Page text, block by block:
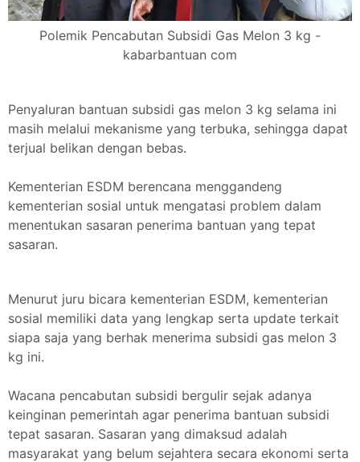
Polemik Pencabutan Subsidi Gas Melon 3 kg -
kabarbantuan com
Penyaluran bantuan subsidi gas melon 3 kg selama ini
masih melalui mekanisme yang terbuka, sehingga dapat
terjual belikan dengan bebas.
Kementerian ESDM berencana menggandeng
kementerian sosial untuk mengatasi problem dalam
menentukan sasaran penerima bantuan yang tepat
sasaran.
Menurut juru bicara kementerian ESDM, kementerian
sosial memiliki data yang lengkap serta update terkait
siapa saja yang berhak menerima subsidi gas melon 3
kg ini.
Wacana pencabutan subsidi bergulir sejak adanya
keinginan pemerintah agar penerima bantuan subsidi
tepat sasaran. Sasaran yang dimaksud adalah
masyarakat yang belum sejahtera secara ekonomi serta